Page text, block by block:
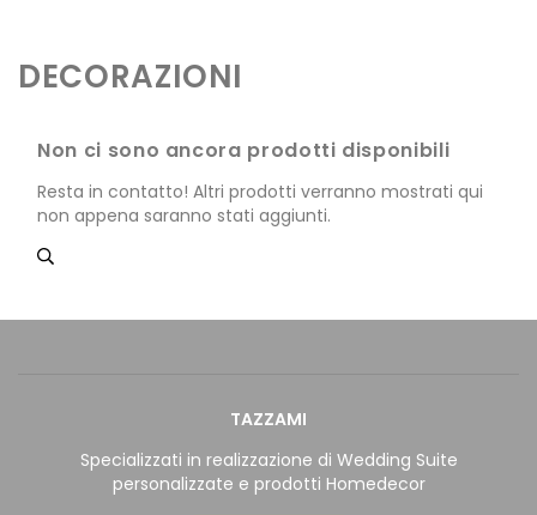
DECORAZIONI
Non ci sono ancora prodotti disponibili
Resta in contatto! Altri prodotti verranno mostrati qui
non appena saranno stati aggiunti.
TAZZAMI
Specializzati in realizzazione di Wedding Suite
personalizzate e prodotti Homedecor